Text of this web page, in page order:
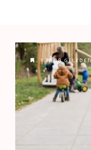
1 JAAR GELEDEN